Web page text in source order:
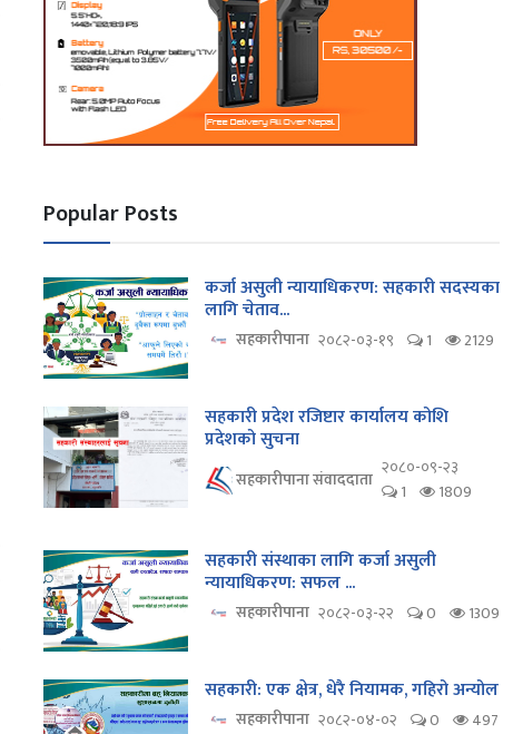
Popular Posts
कर्जा असुली न्यायाधिकरण: सहकारी सदस्यका
लागि चेताव...
सहकारीपाना २०८२-०३-१९ 1 2129
सहकारी प्रदेश रजिष्टार कार्यालय कोशि
प्रदेशको सुचना
सहकारीपाना संवाददाता २०८०-०९-२३
1
1809
सहकारी संस्थाका लागि कर्जा असुली
न्यायाधिकरण: सफल ...
सहकारीपाना २०८२-०३-२२ 0 1309
सहकारी: एक क्षेत्र, धेरै नियामक, गहिरो अन्योल
सहकारीपाना २०८२-०४-०२ 0 497